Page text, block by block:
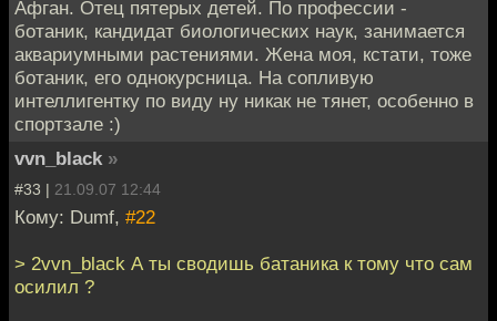
Афган. Отец пятерых детей. По профессии -
ботаник, кандидат биологических наук, занимается
аквариумными растениями. Жена моя, кстати, тоже
ботаник, его однокурсница. На сопливую
интеллигентку по виду ну никак не тянет, особенно в
спортзале :)
vvn_black »
#33 | 21.09.07 12:44
Кому: Dumf, #22
> 2vvn_black А ты сводишь батаника к тому что сам
осилил ?